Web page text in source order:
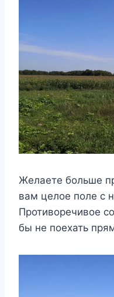
Желаете больше
вам целое поле с
Противоречивое
бы не поехать